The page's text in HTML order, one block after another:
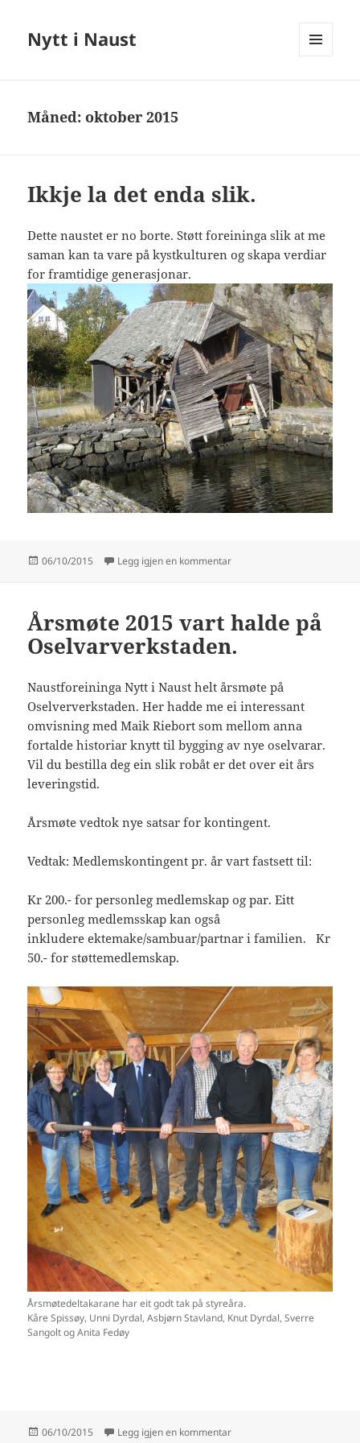
Nytt i Naust
Måned:oktober 2015
Ikkje la det enda slik.
Dette naustet er no borte. Støtt foreininga slik at me
saman kan ta vare på kystkulturen og skapa verdiar
for framtidige generasjonar.
Publisert
06/10/2015 Legg igjen en kommentartil Ikkje la det enda slik.
Årsmøte 2015 vart halde på
Oselvarverkstaden.
Naustforeininga Nytt i Naust helt årsmøte på
Oselververkstaden. Her hadde me ei interessant
omvisning med Maik Riebort som mellom anna
fortalde historiar knytt til bygging av nye oselvarar.
Vil du bestilla deg ein slik robåt er det over eit års
leveringstid.
Årsmøte vedtok nye satsar for kontingent.
Vedtak: Medlemskontingent pr. år vart fastsett til:
Kr 200.- for personleg medlemskap og par. Eitt
personleg medlemsskap kan også
inkludere ektemake/sambuar/partnar i familien. Kr
50.- for støttemedlemskap.
Årsmøtedeltakarane har eit godt tak på styreåra.
Kåre Spissøy, Unni Dyrdal, Asbjørn Stavland, Knut Dyrdal, Sverre
Sangolt og Anita Fedøy
Publisert
06/10/2015 Legg igjen en kommentartil Årsmøte 2015 vart halde